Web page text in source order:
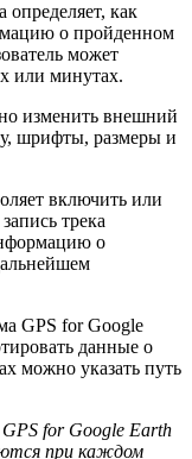
определяет, как
о пройденном
может
или минутах.
изменить внешний
шрифты, размеры и
включить или
трека
о
GPS for Google
данные о
можно указать путь
for Google Earth
при каждом